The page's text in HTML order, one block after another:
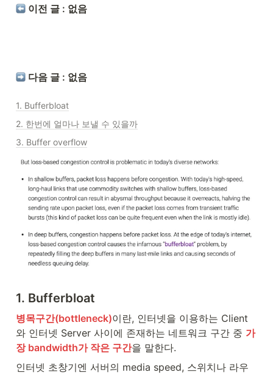
이전 글 : 없음
다음 글 : 없음
1. Bufferbloat
2. 한번에 얼마나 보낼 수 있을까
3. Buffer overflow
1. Bufferbloat
병목구간(bottleneck)이란, 인터넷을 이용하는 Client
와 인터넷 Server 사이에 존재하는 네트워크 구간 중 가
장 bandwidth가 작은 구간을 말한다.
인터넷 초창기엔 서버의 media speed, 스위치나 라우